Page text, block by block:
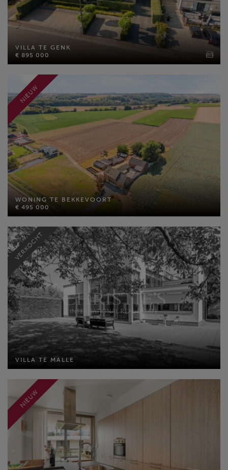
VILLA TE GENK
€ 895 000
VILLA TE GENK
€ 895 000
WONING TE BEKKEVOORT
€ 495 000
NIEUW
WONING TE BEKKEVOORT
€ 495 000
Perceel opp: 19202 m²
MEER INFO
VILLA TE MALLE
VERKOCHT
VILLA TE MALLE
Bewoonbare opp: 321 m²
Perceel opp: 2208 m²
Slaapkamers: 3
NIEUW